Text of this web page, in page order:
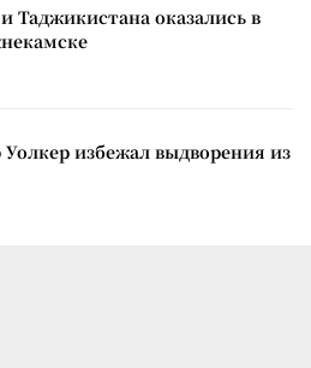
Таджикистана оказались в
избежал выдворения из